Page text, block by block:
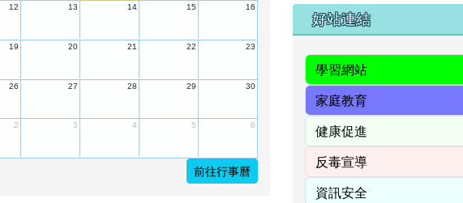
12 13 14 15 16
19 20 21 22 23
26 27 28 29 30
2 3 4 5 6
前往行事曆
右邊區域內容
好站連結